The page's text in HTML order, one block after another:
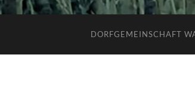
DORFGEMEINSCHAFT